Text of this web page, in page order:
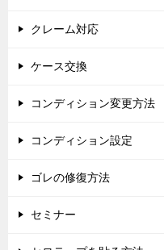
クレーム対応
ケース交換
コンディション変更方法
コンディション設定
ゴレの修復方法
セミナー